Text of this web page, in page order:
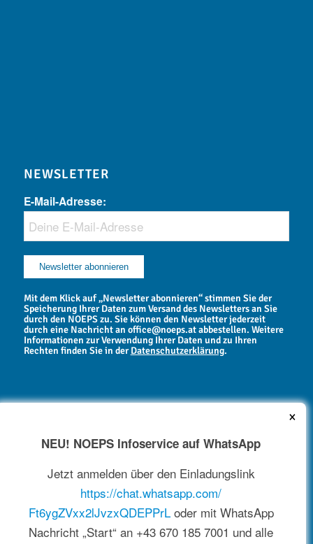
NEWSLETTER
E-Mail-Adresse:
Mit dem Klick auf „Newsletter abonnieren“ stimmen Sie der
Speicherung Ihrer Daten zum Versand des Newsletters an Sie
durch den NOEPS zu. Sie können den Newsletter jederzeit
durch eine Nachricht an office@noeps.at abbestellen. Weitere
Informationen zur Verwendung Ihrer Daten und zu Ihren
Rechten finden Sie in derDatenschutzerklärung.
NEWSARCHIV
×
NEU! NOEPS Infoservice auf WhatsApp
Jetzt anmelden über den Einladungslink
https://chat.whatsapp.com/
Ft6ygZVxx2lJvzxQDEPPrLoder mit WhatsApp
Nachricht „Start“ an +43 670 185 7001 und alle